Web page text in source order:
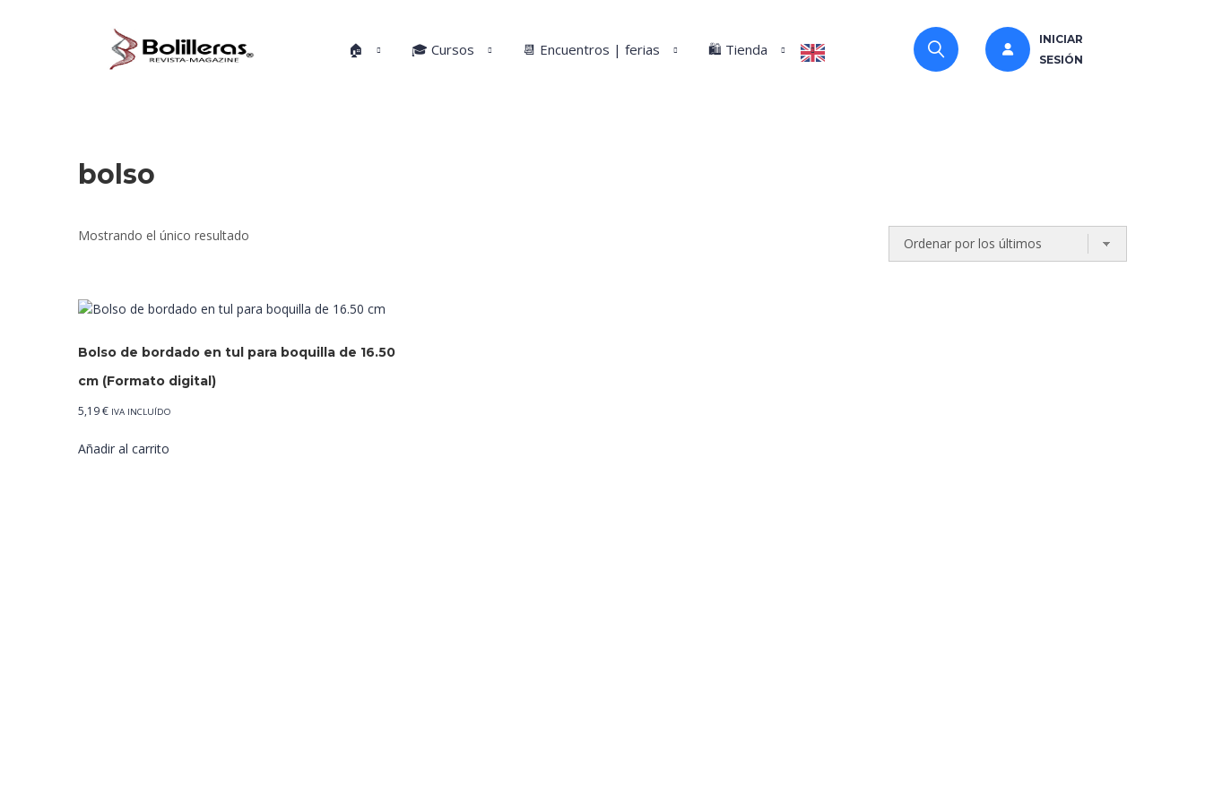
🏠 🎓 Cursos 📆 Encuentros | ferias 🛍️ Tienda
INICIAR
SESIÓN
bolso
Mostrando el único resultado
Bolso de bordado en tul para boquilla de 16.50
cm (Formato digital)
5,19€ IVA INCLUÍDO
Añadir al carrito